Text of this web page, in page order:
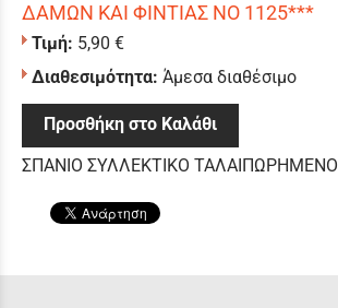
ΔΑΜΩΝ ΚΑΙ ΦΙΝΤΙΑΣ ΝΟ 1125***
Τιμή: 5,90 €
Διαθεσιμότητα: Άμεσα διαθέσιμο
Προσθήκη στο Καλάθι
ΣΠΑΝΙΟ ΣΥΛΛΕΚΤΙΚΟ ΤΑΛΑΙΠΩΡΗΜΕΝΟ